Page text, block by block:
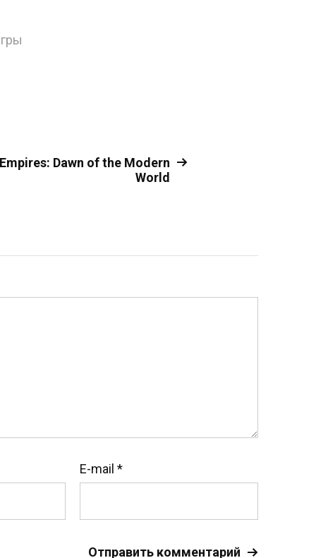
Empires: Dawn of the Modern
World
E-mail *